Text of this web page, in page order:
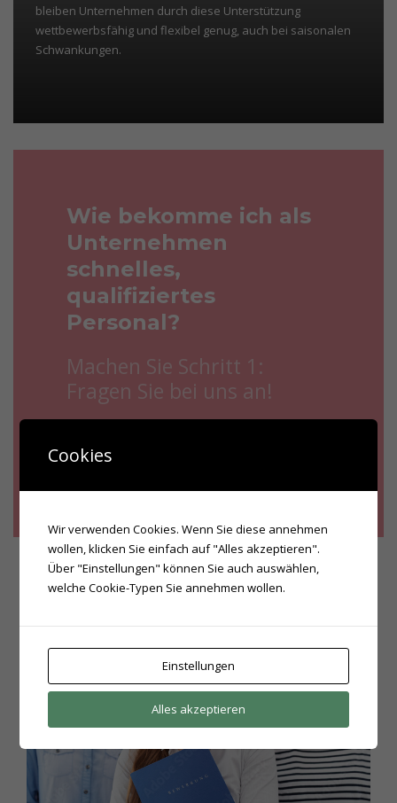
bleiben Unternehmen durch diese Unterstützung
wettbewerbsfähig und flexibel genug, auch bei saisonalen
Schwankungen.
Wie bekomme ich als
Unternehmen
schnelles,
qualifiziertes
Personal?
Machen Sie Schritt 1:
Fragen Sie bei uns an!
KONTAKT
Cookies
Wir verwenden Cookies. Wenn Sie diese annehmen
wollen, klicken Sie einfach auf "Alles akzeptieren".
Über "Einstellungen" können Sie auch auswählen,
welche Cookie-Typen Sie annehmen wollen.
Einstellungen
Alles akzeptieren